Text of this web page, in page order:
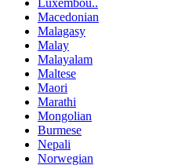
Luxembou..
Macedonian
Malagasy
Malay
Malayalam
Maltese
Maori
Marathi
Mongolian
Burmese
Nepali
Norwegian